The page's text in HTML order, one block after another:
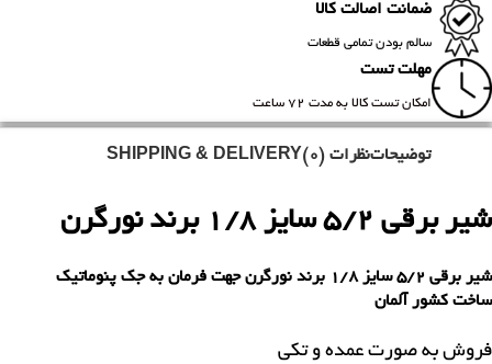
ضمانت اصالت کالا
سالم بودن تمامی قطعات
مهلت تست
امکان تست کالا به مدت 72 ساعت
توضیحاتنظرات (0) SHIPPING & DELIVERY
شیر برقی 5/2 سایز 1/8 برند نورگرن
شیر برقی 5/2 سایز 1/8 برند نورگرن جهت فرمان به جک پنوماتیک
ساخت کشور آلمان
فروش به صورت عمده و تکی